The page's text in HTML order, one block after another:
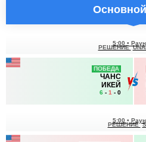
ПОБЕДА
ЧАНС
ИКЕЙ
6 - 1 - 0
5:00 •
РЕШЕНИЕ
5:00 •
РЕШЕНИЕ